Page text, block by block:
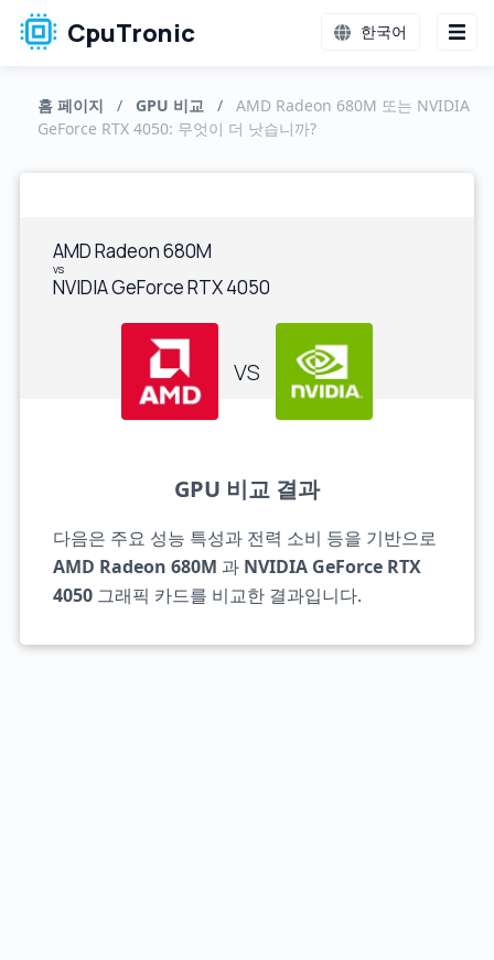
CpuTronic 한국어
홈 페이지 / GPU 비교 /
AMD Radeon 680M 또는 NVIDIA
GeForce RTX 4050: 무엇이 더 낫습니까?
AMD Radeon 680M
vs
NVIDIA GeForce RTX 4050
VS
GPU 비교 결과
다음은 주요 성능 특성과 전력 소비 등을 기반으로
AMD Radeon 680M 과 NVIDIA GeForce RTX
4050그래픽 카드를 비교한 결과입니다.